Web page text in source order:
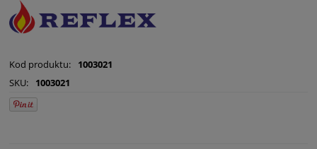
Kod produktu:
1003021
SKU:
1003021